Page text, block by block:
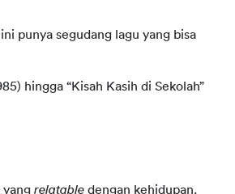
punya segudang lagu yang bisa
hingga “Kisah Kasih di Sekolah”
yang relatable dengan kehidupan.